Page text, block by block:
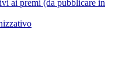
ai premi (da pubblicare in